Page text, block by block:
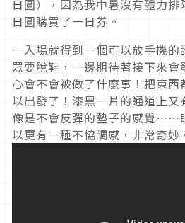
日圓），因為我中暑沒有體力
日圓購買了一日券。
一入場就得到一個可以放手機
眾要脫鞋，一邊期待著接下來
心會不會被做了什麼事！把東
以出發了！漆黑一片的通道上
像是不會反彈的墊子的感覺……
以更有一種不協調感，非常奇妙